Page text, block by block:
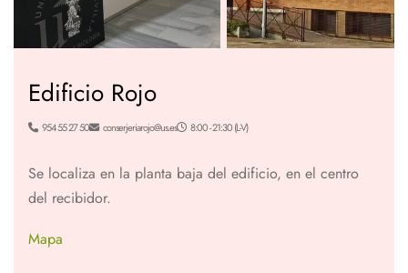
Edificio Rojo
954 55 27 50 conserjeriarojo@us.es 8:00 - 21:30 (L-V)
Se localiza en la planta baja del edificio, en el centro
del recibidor.
Mapa